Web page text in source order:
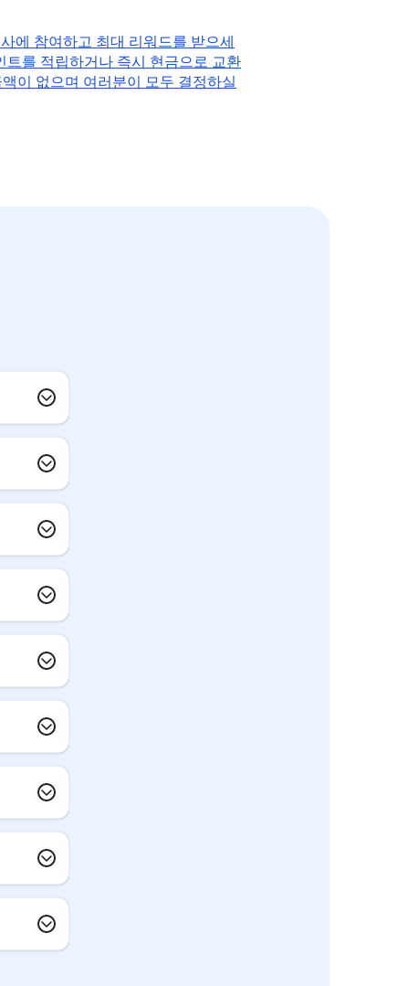
에 참여하고 최대 리워드를 받으세
트를 적립하거나 즉시 현금으로 교환
이 없으며 여러분이 모두 결정하실